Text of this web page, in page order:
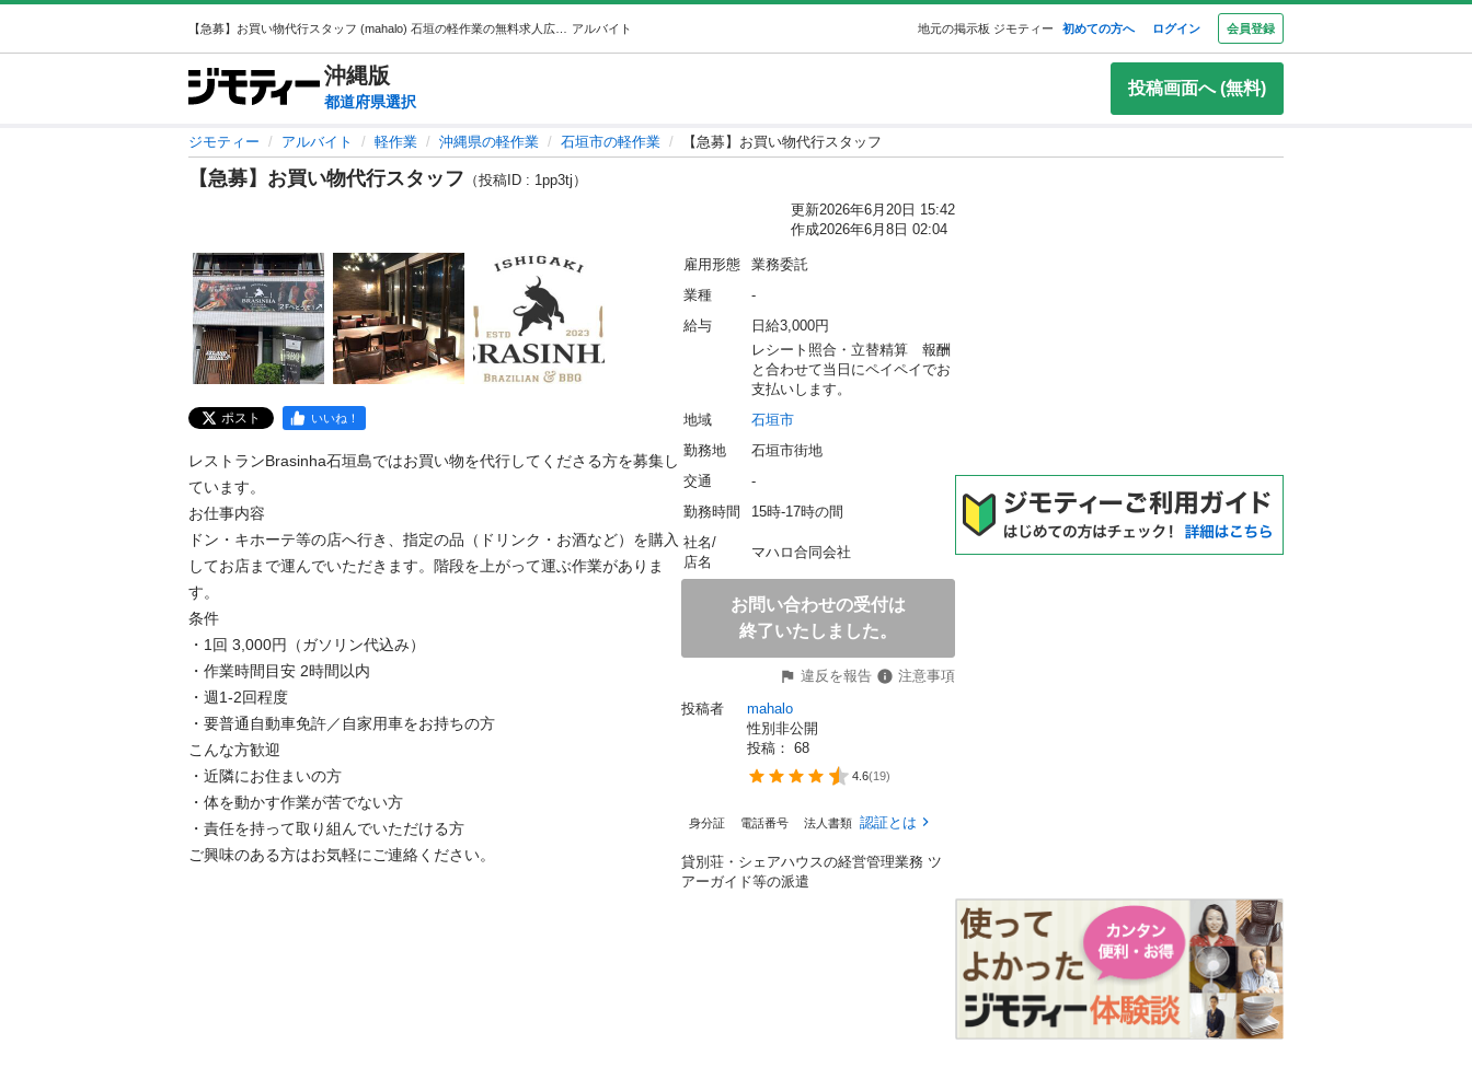
アルバイト 地元の掲示板 ジモティー 初めての方へ ログイン 会員登録
沖縄版
都道府県選択
投稿画面へ (無料)
ジモティー アルバイト 軽作業 沖縄県の軽作業 石垣市の軽作業 【急募】お買い物代行スタッフ
【急募】お買い物代行スタッフ （投稿ID : 1pp3tj）
更新2026年6月20日 15:42
作成2026年6月8日 02:04
ポスト いいね！
レストランBrasinha石垣島ではお買い物を代行してくださる方を募集し
ています。
お仕事内容
ドン・キホーテ等の店へ行き、指定の品（ドリンク・お酒など）を購入
してお店まで運んでいただきます。階段を上がって運ぶ作業がありま
す。
条件
・1回 3,000円（ガソリン代込み）
・作業時間目安 2時間以内
・週1-2回程度
・要普通自動車免許／自家用車をお持ちの方
こんな方歓迎
・近隣にお住まいの方
・体を動かす作業が苦でない方
・責任を持って取り組んでいただける方
ご興味のある方はお気軽にご連絡ください。
雇用形態
業務委託
業種
-
給与
日給3,000円
レシート照合・立替精算　報酬
と合わせて当日にペイペイでお
支払いします。
地域
石垣市
勤務地
石垣市街地
交通
-
勤務時間
15時-17時の間
社名/
店名
マハロ合同会社
お問い合わせの受付は
終了いたしました。
違反を報告
注意事項
投稿者
mahalo
性別非公開
投稿： 68
4.6(19)
身分証 電話番号 法人書類 認証とは
貸別荘・シェアハウスの経営管理業務 ツ
アーガイド等の派遣